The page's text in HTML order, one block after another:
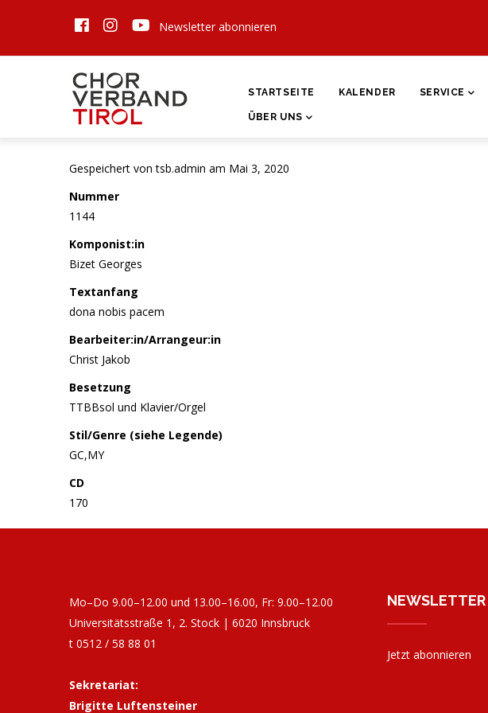
Newsletter abonnieren
HAUPTNAVIGATION
STARTSEITE KALENDER SERVICE
ÜBER UNS
Gespeichert vontsb.admin am Mai 3, 2020
Nummer
1144
Komponist:in
Bizet Georges
Textanfang
dona nobis pacem
Bearbeiter:in/Arrangeur:in
Christ Jakob
Besetzung
TTBBsol und Klavier/Orgel
Stil/Genre (siehe Legende)
GC,MY
CD
170
Mo–Do 9.00–12.00 und 13.00–16.00, Fr: 9.00–12.00
Universitätsstraße 1, 2. Stock | 6020 Innsbruck
t 0512 / 58 88 01
Sekretariat:
Brigitte Luftensteiner
NEWSLETTER
Jetzt abonnieren